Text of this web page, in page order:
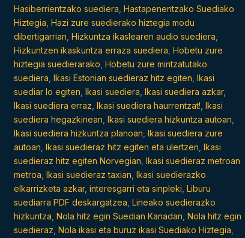
Hasiberrientzako suediera Hastapenentzako Suediako
Hiztegia Hazi zure suedierako hiztegia modu
dibertigarrian Hizkuntza ikaslearen audio suediera
Hizkuntzen ikaskuntza erraza suediera Hobetu zure
hiztegia suedierarako Hobetu zure mintzatutako
suediera Ikasi Estonian suedieraz hitz egiten Ikasi
suediar lo egiten Ikasi suediera Ikasi suediera azkar,
Ikasi suediera erraz Ikasi suediera haurrentzat! Ikasi
suediera hegazkinean Ikasi suediera hizkuntza autoan
Ikasi suediera hizkuntza planoan Ikasi suediera zure
autoan Ikasi suedieraz hitz egiten eta ulertzen Ikasi
suedieraz hitz egiten Norvegian Ikasi suedieraz metroan
metroa Ikasi suedieraz taxian Ikasi suedierazko
elkarrizketa azkar, interesgarri eta sinpleki Liburu
suediarra PDF deskargatzea Lineako suedierazko
hizkuntza Nola hitz egin Suedian Kanadan Nola hitz egin
suedieraz Nola ikasi eta buruz ikasi Suediako Hiztegia